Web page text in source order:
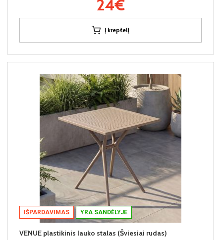
24€
Į krepšelį
IŠPARDAVIMAS YRA SANDĖLYJE
VENUE plastikinis lauko stalas (Šviesiai rudas)